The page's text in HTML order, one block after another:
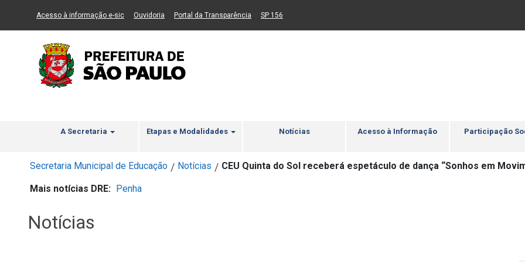
Ir ao Conteúdo Ir para menu principal 2 Ir para busca Ir para rodapé
Acesso à informação e-sic(Link para um novo sítio)
Ouvidoria (Link para um novo sítio)
Portal da Transparência (Link para um novo sítio)
SP 156
A Secretaria Etapas e Modalidades Notícias Acesso à Informação Participação
Secretaria Municipal de Educação / Notícias / CEU Quinta do Sol receberá espetáculo de dança “Sonhos em
Mais notícias DRE: Penha
Notícias